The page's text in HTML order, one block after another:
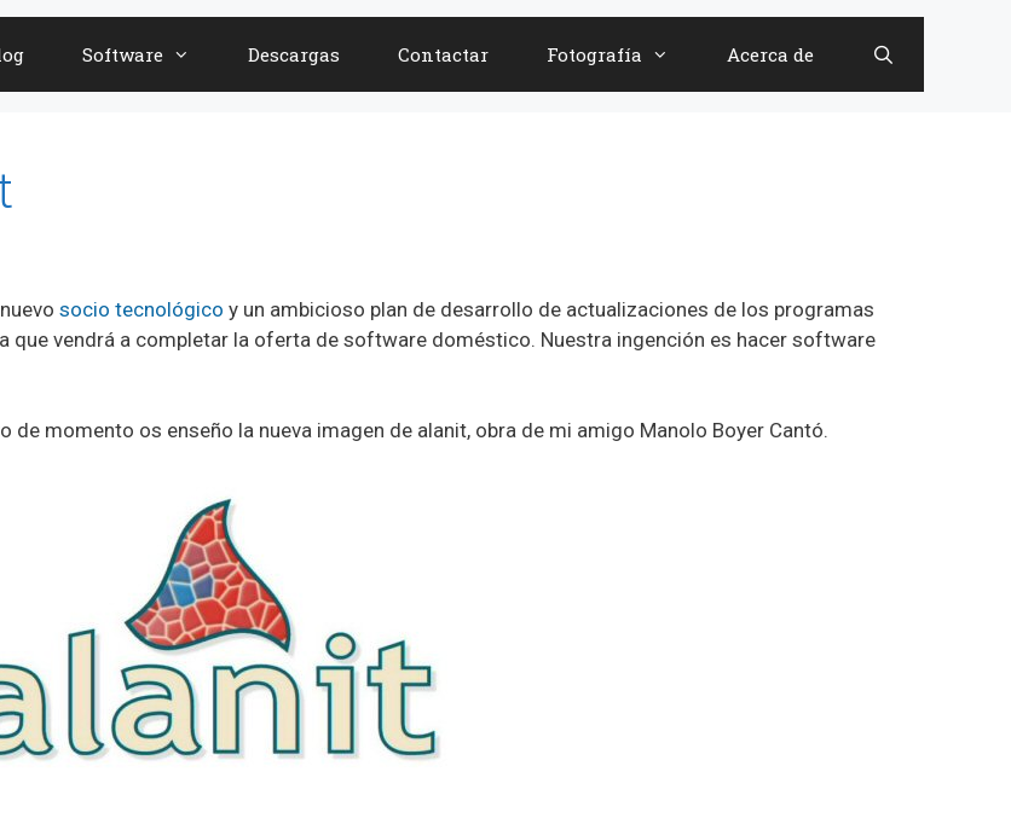
Software Descargas Contactar Fotografía Acerca de
socio tecnológico y un ambicioso plan de desarrollo de actualizaciones de los programas
que vendrá a completar la oferta de software doméstico. Nuestra ingención es hacer software
momento os enseño la nueva imagen de alanit, obra de mi amigo Manolo Boyer Cantó.